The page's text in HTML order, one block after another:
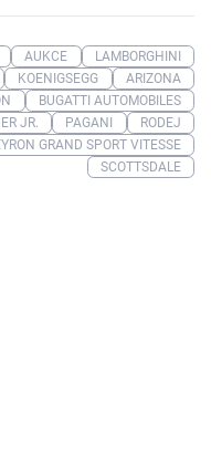
AUKCE
LAMBORGHINI
KOENIGSEGG
ARIZONA
BUGATTI AUTOMOBILES
JR.
PAGANI
RODEJ
GRAND SPORT VITESSE
SCOTTSDALE